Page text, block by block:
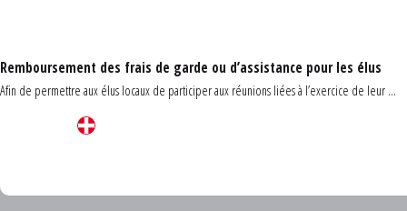
Remboursement des frais de garde ou d’assistance pour les élus
Afin de permettre aux élus locaux de participer aux réunions liées à l’exercice de leur ...